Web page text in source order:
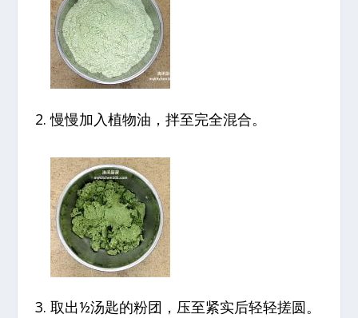
慢慢加入植物油，拌至完全混合。
取出½汤匙的粉团，压至紧实后轻轻搓圆。